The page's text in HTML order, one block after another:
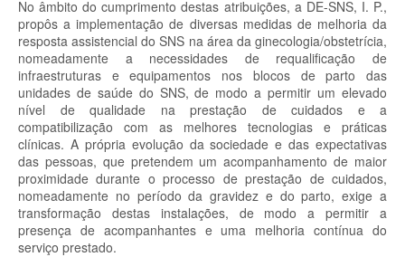
No âmbito do cumprimento destas atribuições, a DE-SNS, I. P.,
propôs a implementação de diversas medidas de melhoria da
resposta assistencial do SNS na área da ginecologia/obstetrícia,
nomeadamente a necessidades de requalificação de
infraestruturas e equipamentos nos blocos de parto das
unidades de saúde do SNS, de modo a permitir um elevado
nível de qualidade na prestação de cuidados e a
compatibilização com as melhores tecnologias e práticas
clínicas. A própria evolução da sociedade e das expectativas
das pessoas, que pretendem um acompanhamento de maior
proximidade durante o processo de prestação de cuidados,
nomeadamente no período da gravidez e do parto, exige a
transformação destas instalações, de modo a permitir a
presença de acompanhantes e uma melhoria contínua do
serviço prestado.